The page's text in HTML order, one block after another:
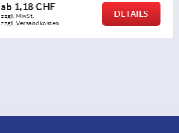
ab 1,18 CHF
zzgl. MwSt.
zzgl. Versandkosten
DETAILS